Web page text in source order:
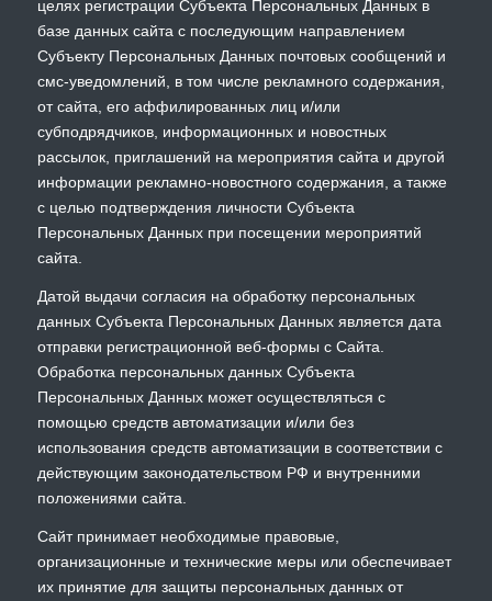
целях регистрации Субъекта Персональных Данных в
базе данных сайта с последующим направлением
Субъекту Персональных Данных почтовых сообщений и
смс-уведомлений, в том числе рекламного содержания,
от сайта, его аффилированных лиц и/или
субподрядчиков, информационных и новостных
рассылок, приглашений на мероприятия сайта и другой
информации рекламно-новостного содержания, а также
с целью подтверждения личности Субъекта
Персональных Данных при посещении мероприятий
сайта.
Датой выдачи согласия на обработку персональных
данных Субъекта Персональных Данных является дата
отправки регистрационной веб-формы с Сайта.
Обработка персональных данных Субъекта
Персональных Данных может осуществляться с
помощью средств автоматизации и/или без
использования средств автоматизации в соответствии с
действующим законодательством РФ и внутренними
положениями сайта.
Сайт принимает необходимые правовые,
организационные и технические меры или обеспечивает
их принятие для защиты персональных данных от